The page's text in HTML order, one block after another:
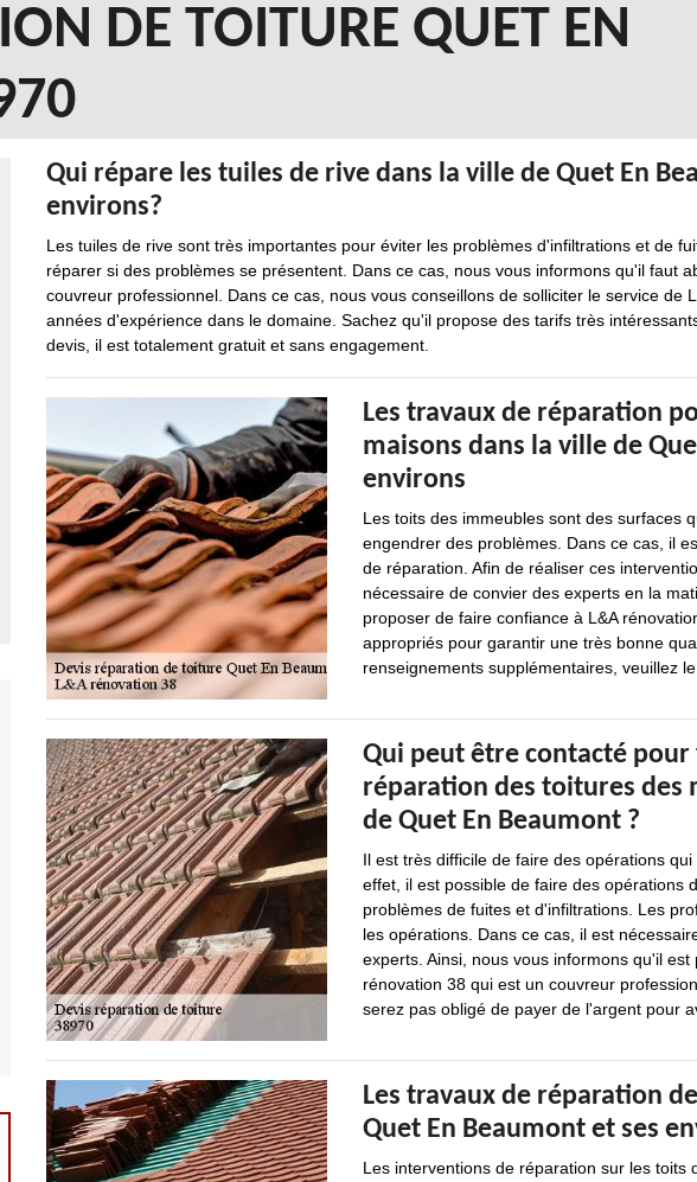
DE TOITURE QUET EN
Qui répare les tuiles de rive dans la ville de Quet En
environs?
Les tuiles de rive sont très importantes pour éviter les problèmes d'infiltrations et de
réparer si des problèmes se présentent. Dans ce cas, nous vous informons qu'il faut
couvreur professionnel. Dans ce cas, nous vous conseillons de solliciter le service de
années d'expérience dans le domaine. Sachez qu'il propose des tarifs très
devis, il est totalement gratuit et sans engagement.
Les travaux de réparation
maisons dans la ville de
environs
Les toits des immeubles sont des surfaces
engendrer des problèmes. Dans ce cas, il
de réparation. Afin de réaliser ces
nécessaire de convier des experts en la
proposer de faire confiance à L&A
appropriés pour garantir une très bonne
renseignements supplémentaires, veuillez
Qui peut être contacté
réparation des toitures des
de Quet En Beaumont ?
Il est très difficile de faire des opérations
effet, il est possible de faire des opérations
problèmes de fuites et d'infiltrations. Les
les opérations. Dans ce cas, il est
experts. Ainsi, nous vous informons qu'il
rénovation 38 qui est un couvreur
serez pas obligé de payer de l'argent pour
Les travaux de réparation
Quet En Beaumont et ses
Les interventions de réparation sur les toits